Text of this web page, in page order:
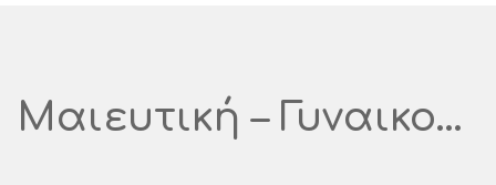
Μαιευτική – Γυναικολογική Κλινική